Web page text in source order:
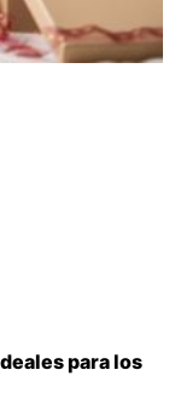
para los